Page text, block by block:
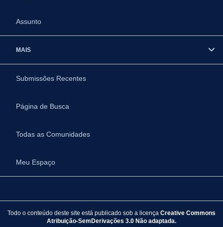
Assunto
MAIS
Submissões Recentes
Página de Busca
Todas as Comunidades
Meu Espaço
Todo o conteúdo deste site está publicado sob a licença Creative Commons
Atribuição-SemDerivações 3.0 Não adaptada.